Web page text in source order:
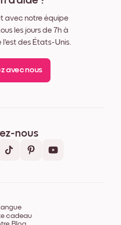
avec notre équipe
les jours de 7h à
l'est des États-Unis.
avec nous
nous
cadeau